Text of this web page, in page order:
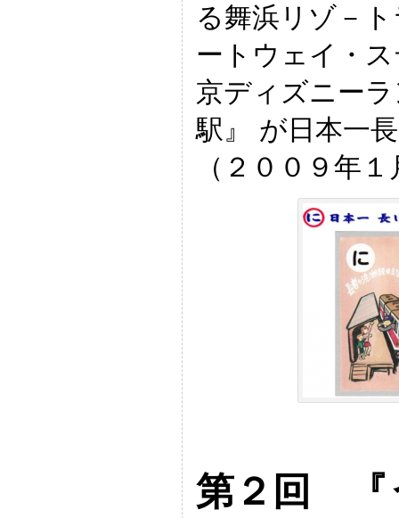
る舞浜リゾ－
ートウェイ・
京ディズニー
駅』 が日本一
（２００９年
第２回